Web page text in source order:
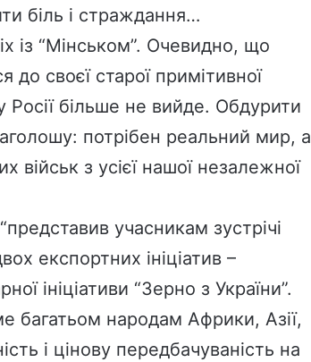
біль і страждання…
із “Мінськом”. Очевидно, що
до своєї старої примітивної
більше не вийде. Обдурити
потрібен реальний мир, а
військ з усієї нашої незалежної
учасникам зустрічі
експортних ініціатив –
ініціативи “Зерно з України”.
багатьом народам Африки, Азії,
і цінову передбачуваність на